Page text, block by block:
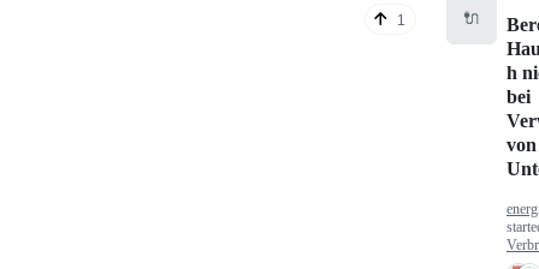
1 🔌
h
bei
von